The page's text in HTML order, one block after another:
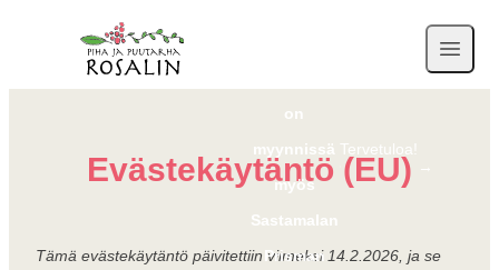
on
myynnissä
myös
Sastamalan
Prisman
Tervetuloa!
→
Evästekäytäntö (EU)
Tämä evästekäytäntö päivitettiin viimeksi 14.2.2026, ja se